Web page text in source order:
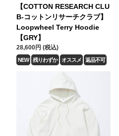
【COTTON RESEARCH CLU
B-コットンリサーチクラブ】
Loopwheel Terry Hoodie
【GRY】
28,600円 (税込)
NEW 残りわずか オススメ 返品不可